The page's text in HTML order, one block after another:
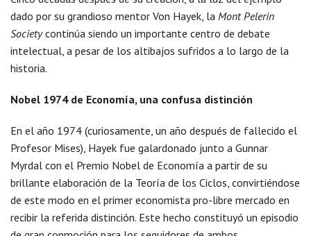
dado por su grandioso mentor Von Hayek, la Mont Pelerin
Societycontinúa siendo un importante centro de debate
intelectual, a pesar de los altibajos sufridos a lo largo de la
historia.
Nobel 1974 de Economía, una confusa distinción
En el año 1974 (curiosamente, un año después de fallecido el
Profesor Mises), Hayek fue galardonado junto a Gunnar
Myrdal con el Premio Nobel de Economía a partir de su
brillante elaboración de la Teoría de los Ciclos, convirtiéndose
de este modo en el primer economista pro-libre mercado en
recibir la referida distinción. Este hecho constituyó un episodio